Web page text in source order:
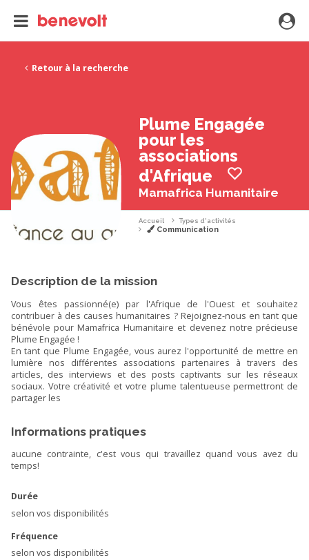
Retour à la recherche
Plume Engagée
pour les
associations
d'Afrique
Mamafrica Humanitaire
Accueil Types d'activités
Communication
Description de la mission
Vous êtes passionné(e) par l'Afrique de l'Ouest et souhaitez
contribuer à des causes humanitaires ? Rejoignez-nous en tant que
bénévole pour Mamafrica Humanitaire et devenez notre précieuse
Plume Engagée !
En tant que Plume Engagée, vous aurez l'opportunité de mettre en
lumière nos différentes associations partenaires à travers des
articles, des interviews et des posts captivants sur les réseaux
sociaux. Votre créativité et votre plume talentueuse permettront de
partager les
Informations pratiques
aucune contrainte, c'est vous qui travaillez quand vous avez du
temps!
Durée
selon vos disponibilités
Fréquence
selon vos disponibilités